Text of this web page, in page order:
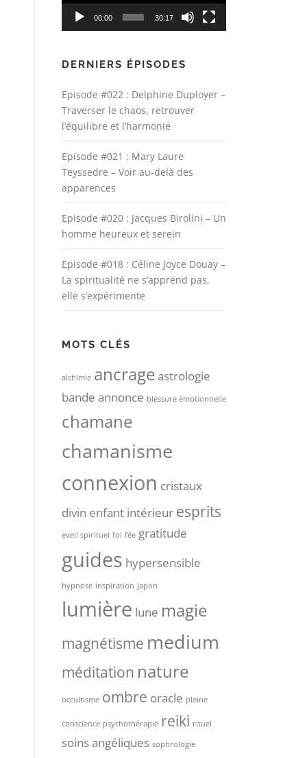
00:00 30:17
DERNIERS ÉPISODES
Episode #022 : Delphine Duployer –
Traverser le chaos, retrouver
l’équilibre et l’harmonie
Episode #021 : Mary Laure
Teyssedre – Voir au-delà des
apparences
Episode #020 : Jacques Birolini – Un
homme heureux et serein
Episode #018 : Céline Joyce Douay –
La spiritualité ne s’apprend pas,
elle s’expérimente
MOTS CLÉS
alchimie ancrageastrologie
bande annonce blessure émotionnelle
chamane
chamanisme
connexion cristaux
divin enfant intérieur esprits
eveil spirituel foi fée gratitude
guides hypersensible
hypnose inspiration Japon
lumière lune magie
magnétisme medium
méditation nature
occultisme ombre oracle pleine
conscience psychothérapie reiki rituel
soins angéliques sophrologie